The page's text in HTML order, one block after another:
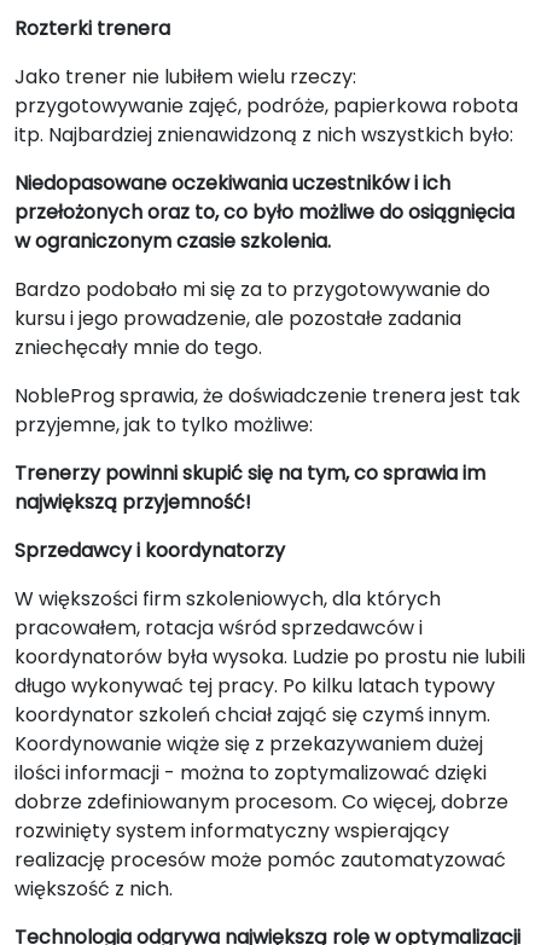
Rozterki trenera
Jako trener nie lubiłem wielu rzeczy:
przygotowywanie zajęć, podróże, papierkowa robota
itp. Najbardziej znienawidzoną z nich wszystkich było:
Niedopasowane oczekiwania uczestników i ich
przełożonych oraz to, co było możliwe do osiągnięcia
w ograniczonym czasie szkolenia.
Bardzo podobało mi się za to przygotowywanie do
kursu i jego prowadzenie, ale pozostałe zadania
zniechęcały mnie do tego.
NobleProg sprawia, że doświadczenie trenera jest tak
przyjemne, jak to tylko możliwe:
Trenerzy powinni skupić się na tym, co sprawia im
największą przyjemność!
Sprzedawcy i koordynatorzy
W większości firm szkoleniowych, dla których
pracowałem, rotacja wśród sprzedawców i
koordynatorów była wysoka. Ludzie po prostu nie lubili
długo wykonywać tej pracy. Po kilku latach typowy
koordynator szkoleń chciał zająć się czymś innym.
Koordynowanie wiąże się z przekazywaniem dużej
ilości informacji - można to zoptymalizować dzięki
dobrze zdefiniowanym procesom. Co więcej, dobrze
rozwinięty system informatyczny wspierający
realizację procesów może pomóc zautomatyzować
większość z nich.
Technologia odgrywa największą rolę w optymalizacji